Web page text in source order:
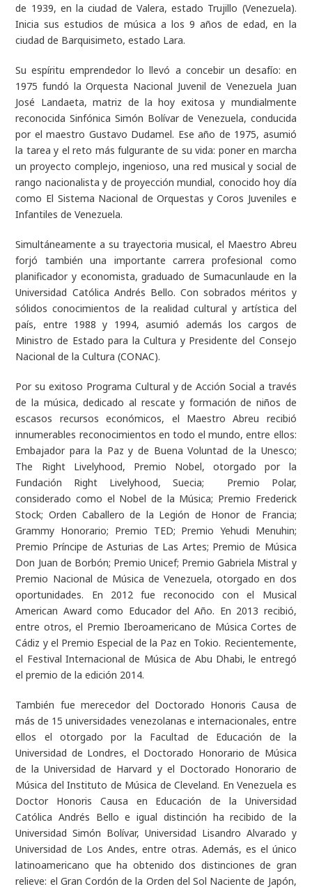
de 1939, en la ciudad de Valera, estado Trujillo (Venezuela).
Inicia sus estudios de música a los 9 años de edad, en la
ciudad de Barquisimeto, estado Lara.
Su espíritu emprendedor lo llevó a concebir un desafío: en
1975 fundó la Orquesta Nacional Juvenil de Venezuela Juan
José Landaeta, matriz de la hoy exitosa y mundialmente
reconocida Sinfónica Simón Bolívar de Venezuela, conducida
por el maestro Gustavo Dudamel. Ese año de 1975, asumió
la tarea y el reto más fulgurante de su vida: poner en marcha
un proyecto complejo, ingenioso, una red musical y social de
rango nacionalista y de proyección mundial, conocido hoy día
como El Sistema Nacional de Orquestas y Coros Juveniles e
Infantiles de Venezuela.
Simultáneamente a su trayectoria musical, el Maestro Abreu
forjó también una importante carrera profesional como
planificador y economista, graduado de Sumacunlaude en la
Universidad Católica Andrés Bello. Con sobrados méritos y
sólidos conocimientos de la realidad cultural y artística del
país, entre 1988 y 1994, asumió además los cargos de
Ministro de Estado para la Cultura y Presidente del Consejo
Nacional de la Cultura (CONAC).
Por su exitoso Programa Cultural y de Acción Social a través
de la música, dedicado al rescate y formación de niños de
escasos recursos económicos, el Maestro Abreu recibió
innumerables reconocimientos en todo el mundo, entre ellos:
Embajador para la Paz y de Buena Voluntad de la Unesco;
The Right Livelyhood, Premio Nobel, otorgado por la
Fundación Right Livelyhood, Suecia; Premio Polar,
considerado como el Nobel de la Música; Premio Frederick
Stock; Orden Caballero de la Legión de Honor de Francia;
Grammy Honorario; Premio TED; Premio Yehudi Menuhin;
Premio Príncipe de Asturias de Las Artes; Premio de Música
Don Juan de Borbón; Premio Unicef; Premio Gabriela Mistral y
Premio Nacional de Música de Venezuela, otorgado en dos
oportunidades. En 2012 fue reconocido con el Musical
American Award como Educador del Año. En 2013 recibió,
entre otros, el Premio Iberoamericano de Música Cortes de
Cádiz y el Premio Especial de la Paz en Tokio. Recientemente,
el Festival Internacional de Música de Abu Dhabi, le entregó
el premio de la edición 2014.
También fue merecedor del Doctorado Honoris Causa de
más de 15 universidades venezolanas e internacionales, entre
ellos el otorgado por la Facultad de Educación de la
Universidad de Londres, el Doctorado Honorario de Música
de la Universidad de Harvard y el Doctorado Honorario de
Música del Instituto de Música de Cleveland. En Venezuela es
Doctor Honoris Causa en Educación de la Universidad
Católica Andrés Bello e igual distinción ha recibido de la
Universidad Simón Bolívar, Universidad Lisandro Alvarado y
Universidad de Los Andes, entre otras. Además, es el único
latinoamericano que ha obtenido dos distinciones de gran
relieve: el Gran Cordón de la Orden del Sol Naciente de Japón,